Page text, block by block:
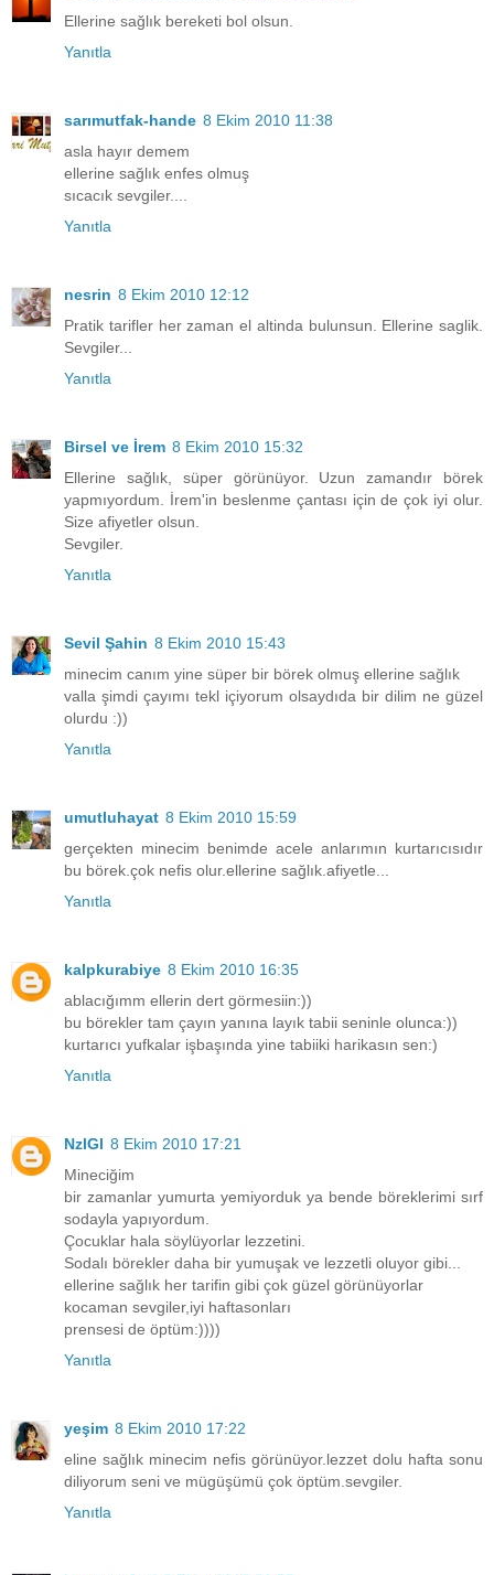
Ellerine sağlık bereketi bol olsun.
Yanıtla
sarımutfak-hande 8 Ekim 2010 11:38
asla hayır demem
ellerine sağlık enfes olmuş
sıcacık sevgiler....
Yanıtla
nesrin 8 Ekim 2010 12:12
Pratik tarifler her zaman el altinda bulunsun. Ellerine saglik.
Sevgiler...
Yanıtla
Birsel ve İrem 8 Ekim 2010 15:32
Ellerine sağlık, süper görünüyor. Uzun zamandır börek
yapmıyordum. İrem'in beslenme çantası için de çok iyi olur.
Size afiyetler olsun.
Sevgiler.
Yanıtla
Sevil Şahin 8 Ekim 2010 15:43
minecim canım yine süper bir börek olmuş ellerine sağlık
valla şimdi çayımı tekl içiyorum olsaydıda bir dilim ne güzel
olurdu :))
Yanıtla
umutluhayat 8 Ekim 2010 15:59
gerçekten minecim benimde acele anlarımın kurtarıcısıdır
bu börek.çok nefis olur.ellerine sağlık.afiyetle...
Yanıtla
kalpkurabiye 8 Ekim 2010 16:35
ablacığımm ellerin dert görmesiin:))
bu börekler tam çayın yanına layık tabii seninle olunca:))
kurtarıcı yufkalar işbaşında yine tabiiki harikasın sen:)
Yanıtla
NzlGl 8 Ekim 2010 17:21
Mineciğim
bir zamanlar yumurta yemiyorduk ya bende böreklerimi sırf
sodayla yapıyordum.
Çocuklar hala söylüyorlar lezzetini.
Sodalı börekler daha bir yumuşak ve lezzetli oluyor gibi...
ellerine sağlık her tarifin gibi çok güzel görünüyorlar
kocaman sevgiler,iyi haftasonları
prensesi de öptüm:))))
Yanıtla
yeşim 8 Ekim 2010 17:22
eline sağlık minecim nefis görünüyor.lezzet dolu hafta sonu
diliyorum seni ve mügüşümü çok öptüm.sevgiler.
Yanıtla